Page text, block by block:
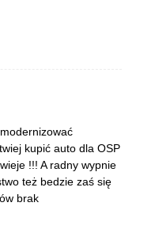
kupić auto dla OSP
!!! A radny wypnie
też bedzie zaś się
brak